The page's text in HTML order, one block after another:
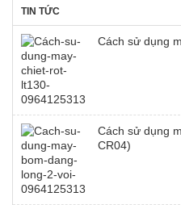
TIN TỨC
Cách sử dụng
Cách sử dụng
CR04)